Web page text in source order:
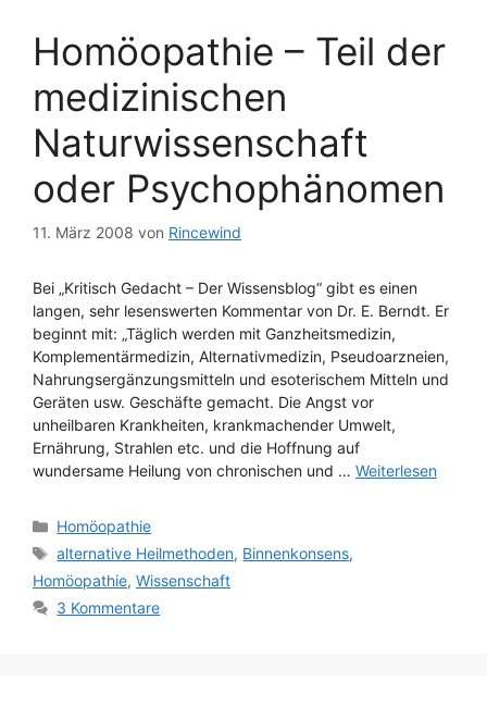
Homöopathie – Teil der
medizinischen
Naturwissenschaft
oder Psychophänomen
11. März 2008 von Rincewind
Bei „Kritisch Gedacht – Der Wissensblog“ gibt es einen
langen, sehr lesenswerten Kommentar von Dr. E. Berndt. Er
beginnt mit: „Täglich werden mit Ganzheitsmedizin,
Komplementärmedizin, Alternativmedizin, Pseudoarzneien,
Nahrungsergänzungsmitteln und esoterischem Mitteln und
Geräten usw. Geschäfte gemacht. Die Angst vor
unheilbaren Krankheiten, krankmachender Umwelt,
Ernährung, Strahlen etc. und die Hoffnung auf
wundersame Heilung von chronischen und … Weiterlesen
Kategorien
Homöopathie
Schlagwörter
alternative Heilmethoden, Binnenkonsens,
Homöopathie, Wissenschaft
3 Kommentare